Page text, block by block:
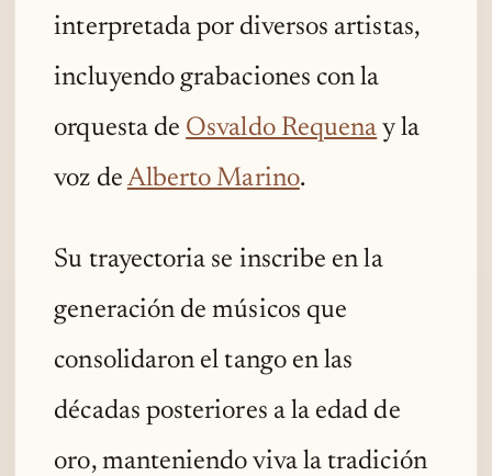
interpretada por diversos artistas,
incluyendo grabaciones con la
orquesta de Osvaldo Requena y la
voz de Alberto Marino.
Su trayectoria se inscribe en la
generación de músicos que
consolidaron el tango en las
décadas posteriores a la edad de
oro, manteniendo viva la tradición